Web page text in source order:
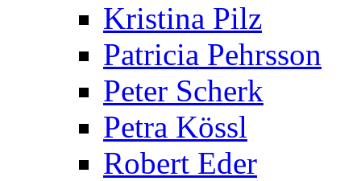
Kristina Pilz
Patricia Pehrsson
Peter Scherk
Petra Kössl
Robert Eder